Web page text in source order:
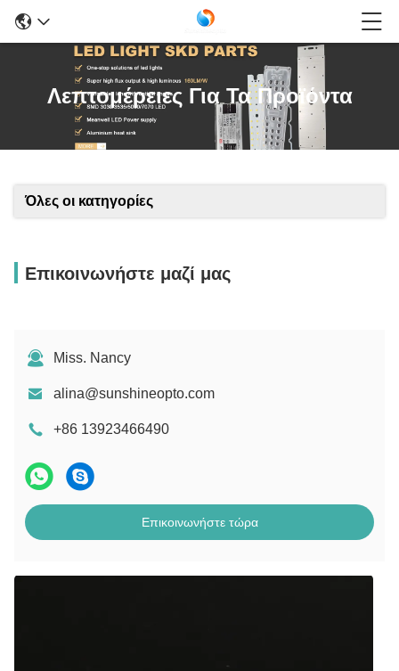
Λεπτομέρειες Για Τα Προϊόντα
Όλες οι κατηγορίες
Επικοινωνήστε μαζί μας
Miss. Nancy
alina@sunshineopto.com
+86 13923466490
Επικοινωνήστε τώρα